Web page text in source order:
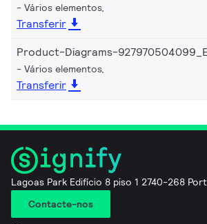
Vários elementos,
Transferir
Product-Diagrams-
Vários elementos,
Transferir
Lagoas Park Edifício 8 piso 1 2740-268
Contacte-nos